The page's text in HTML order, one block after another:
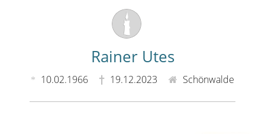
Rainer Utes
10.02.1966 19.12.2023 Schönwalde